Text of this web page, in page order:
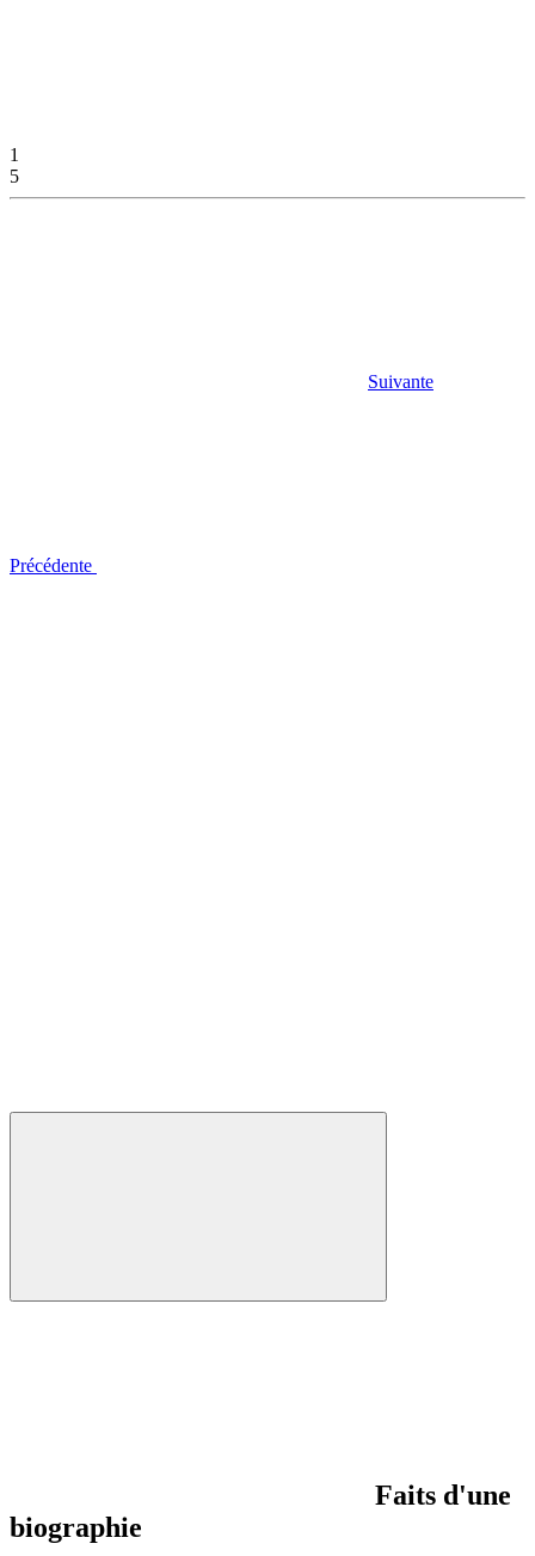
1
5
Suivante
Précédente
Faits d'une
biographie